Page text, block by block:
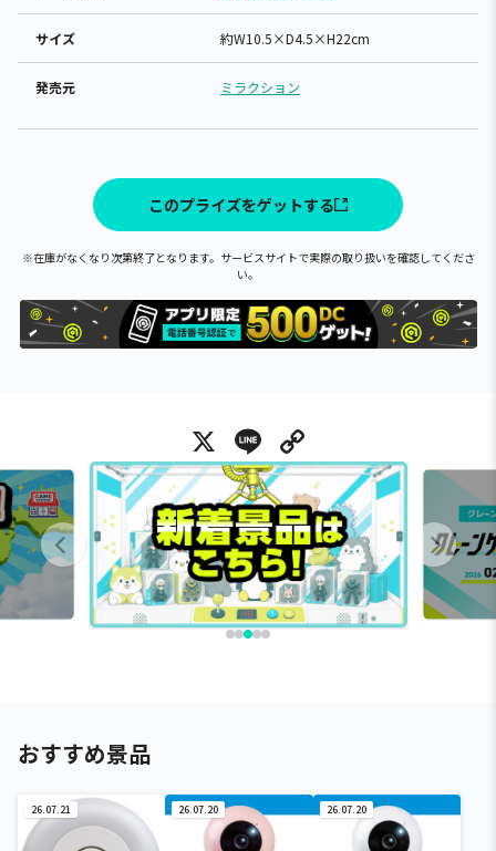
サイズ 約W10.5×D4.5×H22cm
発売元 ミラクション
このプライズをゲットする
※在庫がなくなり次第終了となります。サービスサイトで実際の取り扱いを確認してくださ
い。
X Line
おすすめ景品
26.07.21 26.07.20 26.07.20